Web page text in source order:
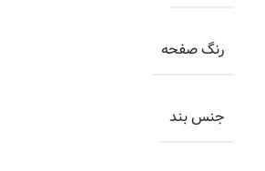
رنگ صفحه
جنس بند